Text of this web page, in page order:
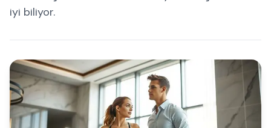
iyi biliyor.